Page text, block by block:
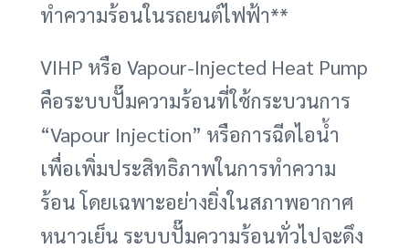
ทำความร้อนในรถยนต์ไฟฟ้า**
VIHP หรือ Vapour-Injected Heat Pump
คือระบบปั๊มความร้อนที่ใช้กระบวนการ
“Vapour Injection” หรือการฉีดไอน้ำ
เพื่อเพิ่มประสิทธิภาพในการทำความ
ร้อน โดยเฉพาะอย่างยิ่งในสภาพอากาศ
หนาวเย็น ระบบปั๊มความร้อนทั่วไปจะดึง